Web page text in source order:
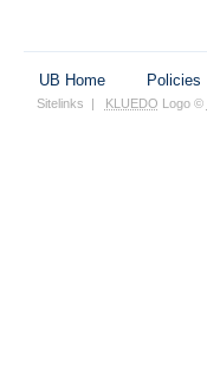
UB Home Policies
Sitelinks | KLUEDO Logo ©